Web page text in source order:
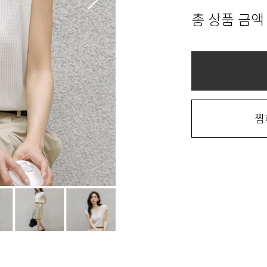
총 상품 금액
찜